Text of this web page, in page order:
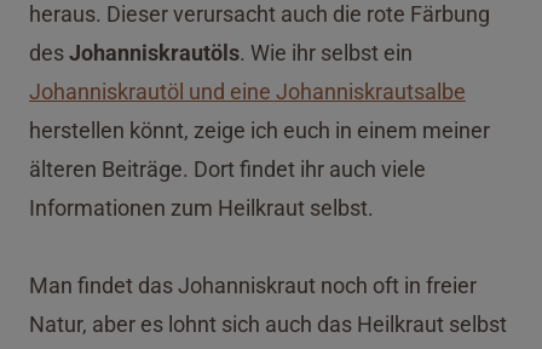
heraus. Dieser verursacht auch die rote Färbung
desJohanniskrautöls. Wie ihr selbst ein
Johanniskrautöl und eine Johanniskrautsalbe
herstellen könnt, zeige ich euch in einem meiner
älteren Beiträge. Dort findet ihr auch viele
Informationen zum Heilkraut selbst.
Man findet das Johanniskraut noch oft in freier
Natur, aber es lohnt sich auch das Heilkraut selbst